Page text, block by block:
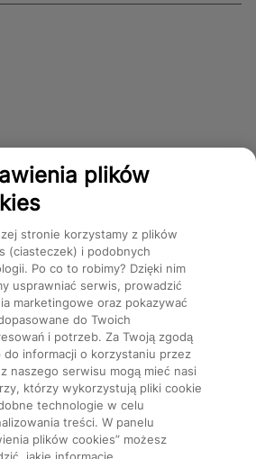
Produkty Marki CMS
plików cookie
plików
stronie korzystamy z plików
(ciasteczek) i podobnych
Po co to robimy? Dzięki nim
usprawniać serwis, prowadzić
marketingowe oraz pokazywać
do Twoich
i potrzeb. Za Twoją zgodą
do informacji o korzystaniu przez
naszego serwisu mogą mieć nasi
którzy wykorzystują pliki cookie
technologie w celu
treści. W panelu
plików cookies” możesz